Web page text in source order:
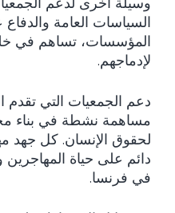
السياسات العامة
المؤسسات، تساهم في
لإدماجهم.
دعم الجمعيات التي تقدم
مساهمة نشطة في بناء
لحقوق الإنسان. كل جهد
دائم على حياة
في فرنسا.